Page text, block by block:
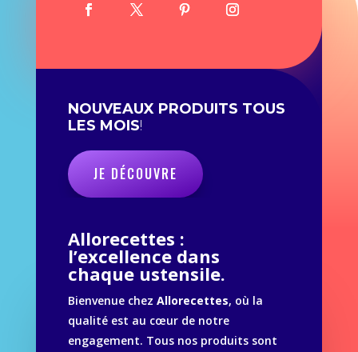
NOUVEAUX PRODUITS TOUS
LES MOIS!
JE DÉCOUVRE
Allorecettes :
l’excellence dans
chaque ustensile.
Bienvenue chez Allorecettes, où la
qualité est au cœur de notre
engagement. Tous nos produits sont